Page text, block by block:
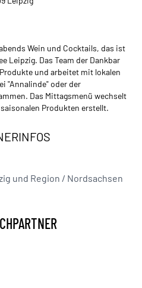
Wein und Cocktails, das ist
Leipzig. Das Team der Dankbar
und arbeitet mit lokalen
"Annalinde" oder der
Das Mittagsmenü wechselt
Produkten erstellt.
und Region / Nordsachsen